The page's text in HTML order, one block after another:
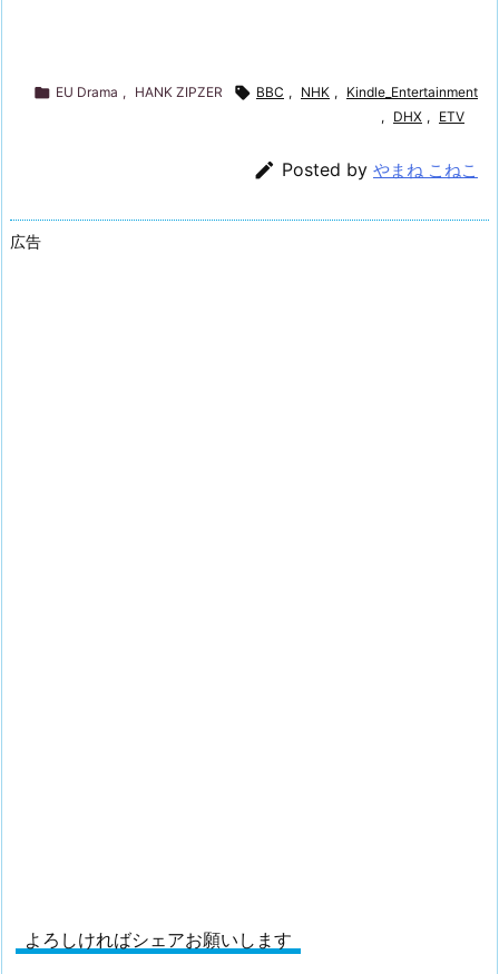
 EU Drama , HANK ZIPZER  BBC , NHK ,
Kindle_Entertainment
,
DHX , ETV
 Posted by やまね こねこ
広告
よろしければシェアお願いします